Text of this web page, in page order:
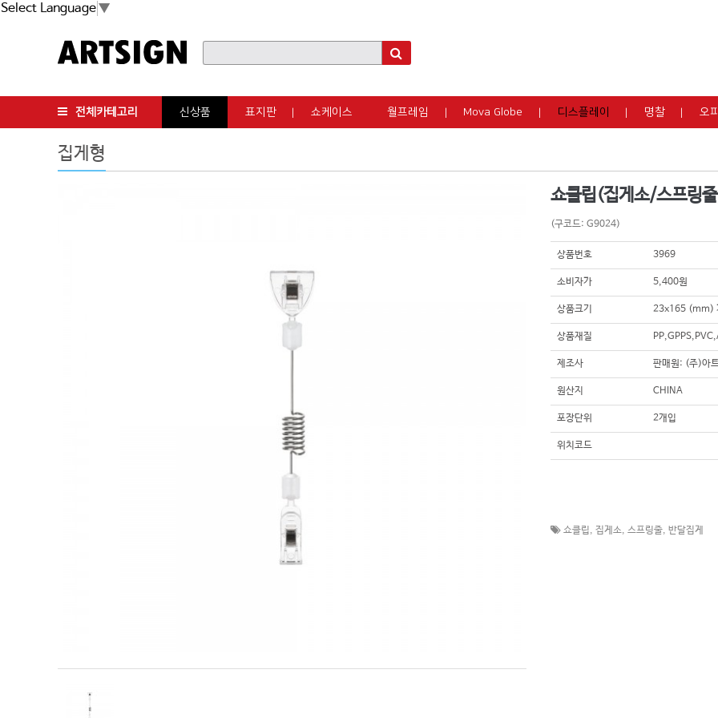
Select Language▼
전체카테고리 신상품 표지판 쇼케이스 월프레임 Mova Globe 디스플레이 명찰 오
집게형
쇼클립(집게소/스프링
(구코드: G9024)
상품번호 3969
소비자가 5,400원
상품크기 23x165 (mm)
상품재질
제조사 판매원: (주)아
원산지 CHINA
포장단위 2개입
위치코드
쇼클립, 집게소, 스프링줄, 반달집게